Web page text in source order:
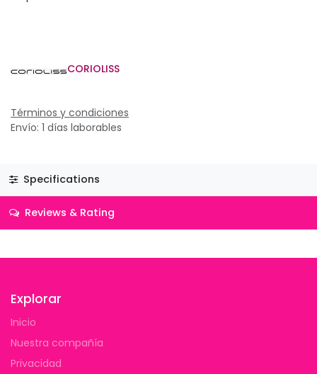
CORIOLISS
Términos y condiciones
Envío: 1 días laborables
Specifications
Reviews & Rating
Explorar
Inicio
Nuestra compañía
Privacidad